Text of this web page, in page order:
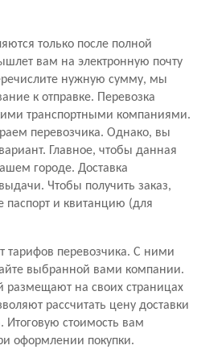
только после полной
вам на электронную почту
нужную сумму, мы
к отправке. Перевозка
транспортными компаниями.
перевозчика. Однако, вы
Главное, чтобы данная
городе. Доставка
Чтобы получить заказ,
и квитанцию (для
тарифов перевозчика. С ними
выбранной вами компании.
размещают на своих страницах
рассчитать цену доставки
Итоговую стоимость вам
оформлении покупки.